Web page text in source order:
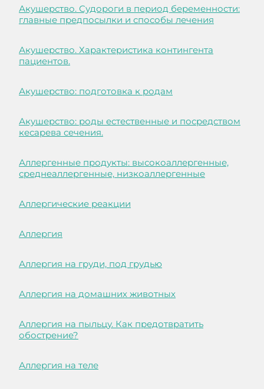
Акушерство. Судороги в период беременности:
главные предпосылки и способы лечения
Акушерство. Характеристика контингента
пациентов.
Акушерство: подготовка к родам
Акушерство: роды естественные и посредством
кесарева сечения.
Аллергенные продукты: высокоаллергенные,
среднеаллергенные, низкоаллергенные
Аллергические реакции
Аллергия
Аллергия на груди, под грудью
Аллергия на домашних животных
Аллергия на пыльцу. Как предотвратить
обострение?
Аллергия на теле